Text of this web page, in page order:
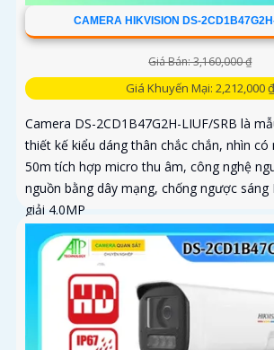
CAMERA HIKVISION DS-
Giá Bán: 3,160,000 ₫
Giá Khuyến Mại: 2,212,000 ₫
Camera DS-2CD1B47G2H-LIUF/SRB là
thiết kế kiểu dáng thân chắc chắn, nhìn
50m tích hợp micro thu âm, công nghệ
nguồn bằng dây mạng, chống ngược sáng
giải 4.0MP